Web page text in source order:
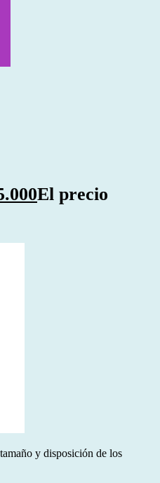
El precio
y disposición de los